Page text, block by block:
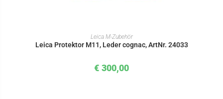
IN DEN WARENKORB
Leica M-Zubehör
Leica Protektor M11, Leder cognac, ArtNr. 24033
€ 300,00